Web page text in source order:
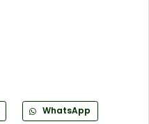
WhatsApp